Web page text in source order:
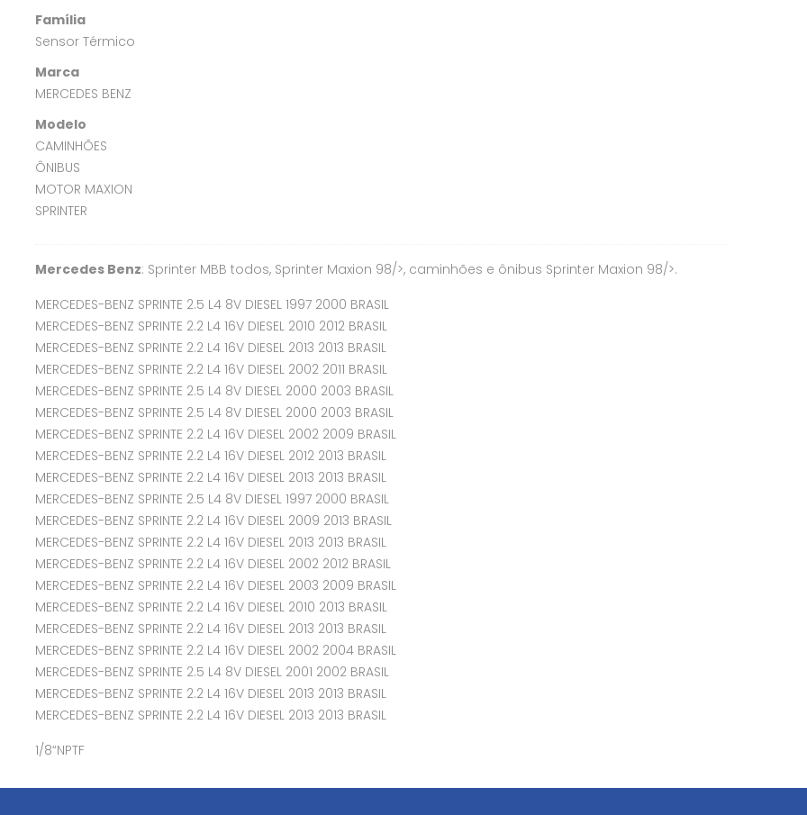
Família
Sensor Térmico
Marca
MERCEDES BENZ
Modelo
CAMINHÕES
ÔNIBUS
MOTOR MAXION
SPRINTER
Mercedes Benz: Sprinter MBB todos, Sprinter Maxion 98/>, caminhões e ônibus Sprinter Maxion 98/>.
MERCEDES-BENZ SPRINTE 2.5 L4 8V DIESEL 1997 2000 BRASIL
MERCEDES-BENZ SPRINTE 2.2 L4 16V DIESEL 2010 2012 BRASIL
MERCEDES-BENZ SPRINTE 2.2 L4 16V DIESEL 2013 2013 BRASIL
MERCEDES-BENZ SPRINTE 2.2 L4 16V DIESEL 2002 2011 BRASIL
MERCEDES-BENZ SPRINTE 2.5 L4 8V DIESEL 2000 2003 BRASIL
MERCEDES-BENZ SPRINTE 2.5 L4 8V DIESEL 2000 2003 BRASIL
MERCEDES-BENZ SPRINTE 2.2 L4 16V DIESEL 2002 2009 BRASIL
MERCEDES-BENZ SPRINTE 2.2 L4 16V DIESEL 2012 2013 BRASIL
MERCEDES-BENZ SPRINTE 2.2 L4 16V DIESEL 2013 2013 BRASIL
MERCEDES-BENZ SPRINTE 2.5 L4 8V DIESEL 1997 2000 BRASIL
MERCEDES-BENZ SPRINTE 2.2 L4 16V DIESEL 2009 2013 BRASIL
MERCEDES-BENZ SPRINTE 2.2 L4 16V DIESEL 2013 2013 BRASIL
MERCEDES-BENZ SPRINTE 2.2 L4 16V DIESEL 2002 2012 BRASIL
MERCEDES-BENZ SPRINTE 2.2 L4 16V DIESEL 2003 2009 BRASIL
MERCEDES-BENZ SPRINTE 2.2 L4 16V DIESEL 2010 2013 BRASIL
MERCEDES-BENZ SPRINTE 2.2 L4 16V DIESEL 2013 2013 BRASIL
MERCEDES-BENZ SPRINTE 2.2 L4 16V DIESEL 2002 2004 BRASIL
MERCEDES-BENZ SPRINTE 2.5 L4 8V DIESEL 2001 2002 BRASIL
MERCEDES-BENZ SPRINTE 2.2 L4 16V DIESEL 2013 2013 BRASIL
MERCEDES-BENZ SPRINTE 2.2 L4 16V DIESEL 2013 2013 BRASIL
1/8“NPTF